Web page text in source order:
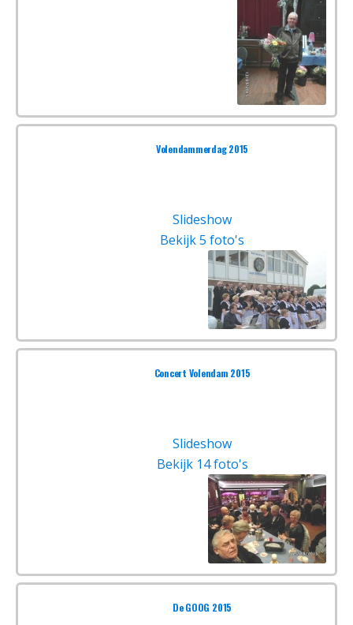
Volendammerdag 2015
Slideshow
Bekijk 5 foto's
Concert Volendam 2015
Slideshow
Bekijk 14 foto's
De GOOG 2015